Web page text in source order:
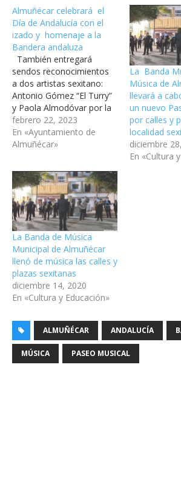
Almuñécar celebrará el
Día de Andalucía con el
izado y homenaje a la
Bandera andaluza
También entregará
sendos reconocimientos
a dos artistas sexitano:
Antonio Gómez “El Turry”
y Paola Almodóvar por la
difusión internacional del
flamenco El acto tendrá
lugar a las 13 horas en la
junto al paseo de San
Cristóbal Almuñécar
celebra el acto
institucional del “Día de…
febrero 22, 2023
En «Ayuntamiento de
Almuñécar»
La Banda
Música de
llevará a
un nuevo
por calles y
localidad
diciembre
En «Cultura
La Banda de Música
Municipal de Almuñécar
llenó de música las calles y
plazas sexitanas
diciembre 14, 2020
En «Cultura y Educación»
ALMUÑÉCAR ANDALUCÍA
MÚSICA PASEO MUSICAL